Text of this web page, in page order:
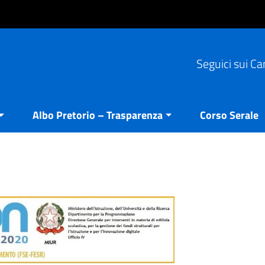
Seguici sui
Albo Pretorio – Trasparenza Corso Serale